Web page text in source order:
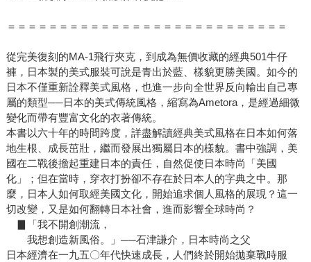
＝＝＝＝＝＝＝＝＝＝＝＝＝＝＝＝＝＝＝＝＝＝＝＝＝＝＝
從完美復刻的MA-1飛行夾克，到成為無價收藏的經典501牛仔
褲，日本製的美式服裝可說是青出於藍、樣貌更勝美國。如今的
日本不僅重新詮釋美式風格，也進一步向全世界反向輸出自己專
屬的類型──日本的美式傳統風格，縮寫為Ametora，是經過細微
變化而帶有豐富文化的衣著傳統。
本書以六十年的時間跨度，詳盡解讀經典美式風格在日本如何落
地生根、成長茁壯，繼而發展出獨屬日本的樣貌。書中強調，美
國在二戰後擔起重建日本的責任，自然促使日本時尚「美國
化」；但在當時，穿衣打扮卻不存在於日本人的字典之中。那
麼，日本人如何取經美國文化，開始追求個人風格的展現？這一
切改變，又是如何翻轉日本社會，進而影響全球時尚？
▊「我不開創潮流，
我想創造新風俗。」──石津謙介，日本時尚之父
日本經濟在一九五〇年代快速成長，人們終於開始拋棄戰時服